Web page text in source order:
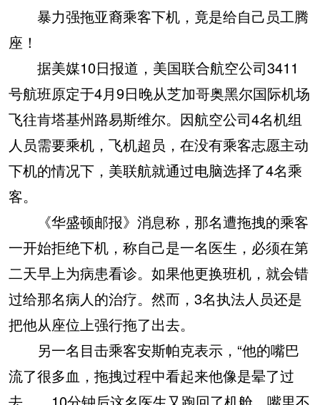
暴力强拖亚裔乘客下机，竟是给自己员工腾
座！
据美媒10日报道，美国联合航空公司3411
号航班原定于4月9日晚从芝加哥奥黑尔国际机场
飞往肯塔基州路易斯维尔。因航空公司4名机组
人员需要乘机，飞机超员，在没有乘客志愿主动
下机的情况下，美联航就通过电脑选择了4名乘
客。
《华盛顿邮报》消息称，那名遭拖拽的乘客
一开始拒绝下机，称自己是一名医生，必须在第
二天早上为病患看诊。如果他更换班机，就会错
过给那名病人的治疗。然而，3名执法人员还是
把他从座位上强行拖了出去。
另一名目击乘客安斯帕克表示，“他的嘴巴
流了很多血，拖拽过程中看起来他像是晕了过